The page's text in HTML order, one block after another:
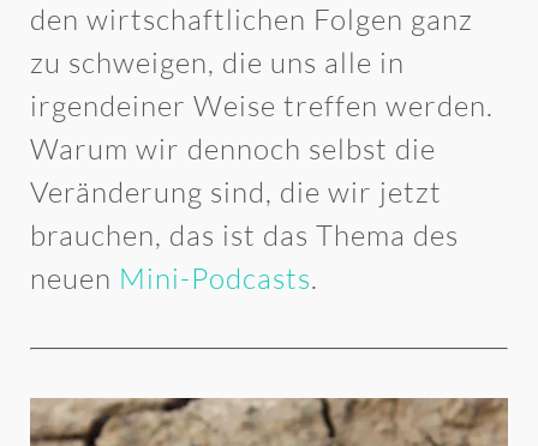
den wirtschaftlichen Folgen ganz
zu schweigen, die uns alle in
irgendeiner Weise treffen werden.
Warum wir dennoch selbst die
Veränderung sind, die wir jetzt
brauchen, das ist das Thema des
neuen Mini-Podcasts.